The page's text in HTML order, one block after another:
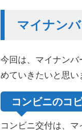
マイナン
今回は、マイナンバ
めていきたいと思い
コンビニのコ
コンビニ交付は、